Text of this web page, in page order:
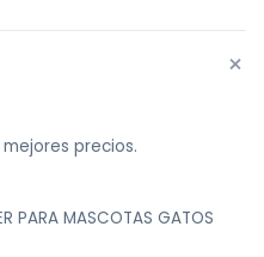
+
precios.
PARA MASCOTAS GATOS